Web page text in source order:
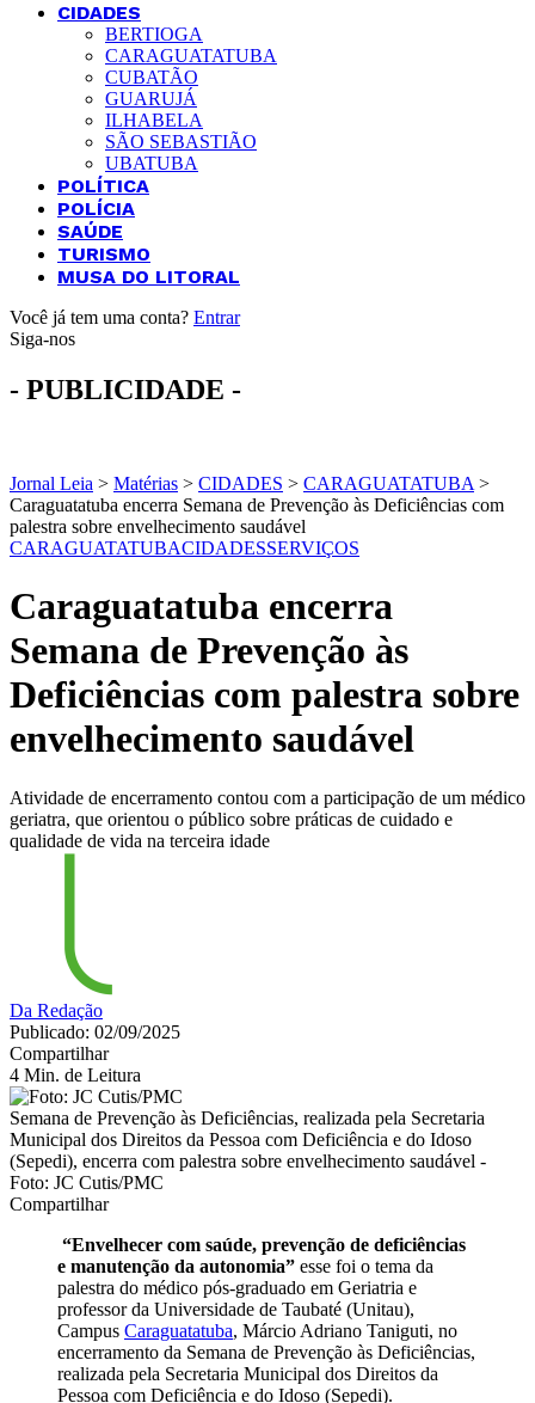
CIDADES
BERTIOGA
CARAGUATATUBA
CUBATÃO
GUARUJÁ
ILHABELA
SÃO SEBASTIÃO
UBATUBA
POLÍTICA
POLÍCIA
SAÚDE
TURISMO
MUSA DO LITORAL
Você já tem uma conta? Entrar
Siga-nos
- PUBLICIDADE -
Jornal Leia > Matérias > CIDADES > CARAGUATATUBA >
Caraguatatuba encerra Semana de Prevenção às Deficiências com
palestra sobre envelhecimento saudável
CARAGUATATUBACIDADESSERVIÇOS
Caraguatatuba encerra
Semana de Prevenção às
Deficiências com palestra sobre
envelhecimento saudável
Atividade de encerramento contou com a participação de um médico
geriatra, que orientou o público sobre práticas de cuidado e
qualidade de vida na terceira idade
Da Redação
Publicado: 02/09/2025
Compartilhar
4 Min. de Leitura
Semana de Prevenção às Deficiências, realizada pela Secretaria
Municipal dos Direitos da Pessoa com Deficiência e do Idoso
(Sepedi), encerra com palestra sobre envelhecimento saudável -
Foto: JC Cutis/PMC
Compartilhar
“Envelhecer com saúde, prevenção de deficiências
e manutenção da autonomia” esse foi o tema da
palestra do médico pós-graduado em Geriatria e
professor da Universidade de Taubaté (Unitau),
Campus Caraguatatuba, Márcio Adriano Taniguti, no
encerramento da Semana de Prevenção às Deficiências,
realizada pela Secretaria Municipal dos Direitos da
Pessoa com Deficiência e do Idoso (Sepedi).